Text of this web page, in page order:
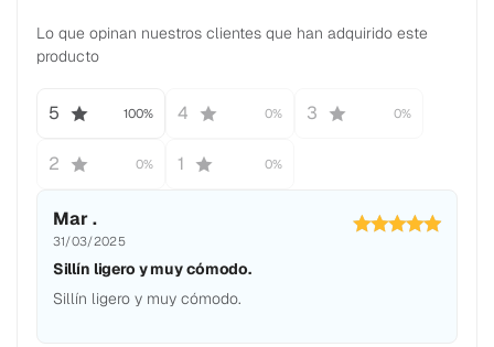
Lo que opinan nuestros clientes que han adquirido este
producto
5 100% 4 0% 3 0%
2 0% 1 0%
Mar .
31/03/2025
Sillín ligero y muy cómodo.
Sillín ligero y muy cómodo.